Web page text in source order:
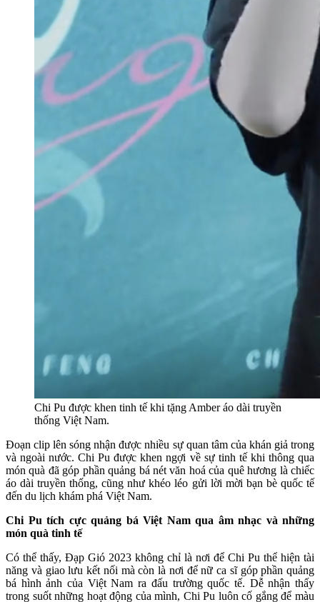
Chi Pu được khen tinh tế khi tặng Amber áo dài truyền
thống Việt Nam.
Đoạn clip lên sóng nhận được nhiều sự quan tâm của khán giả trong
và ngoài nước. Chi Pu được khen ngợi về sự tinh tế khi thông qua
món quà đã góp phần quảng bá nét văn hoá của quê hương là chiếc
áo dài truyền thống, cũng như khéo léo gửi lời mời bạn bè quốc tế
đến du lịch khám phá Việt Nam.
Chi Pu tích cực quảng bá Việt Nam qua âm nhạc và những
món quà tinh tế
Có thể thấy, Đạp Gió 2023 không chỉ là nơi để Chi Pu thể hiện tài
năng và giao lưu kết nối mà còn là nơi để nữ ca sĩ góp phần quảng
bá hình ảnh của Việt Nam ra đấu trường quốc tế. Dễ nhận thấy
trong suốt những hoạt động của mình, Chi Pu luôn cố gắng để màu